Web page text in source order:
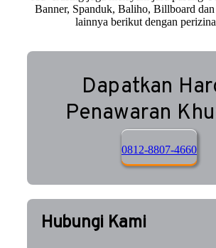
Banner, Spanduk, Baliho, Billboard
lainnya berikut dengan
Dapatkan
Penawaran
0812-8807-4660
Hubungi Kami